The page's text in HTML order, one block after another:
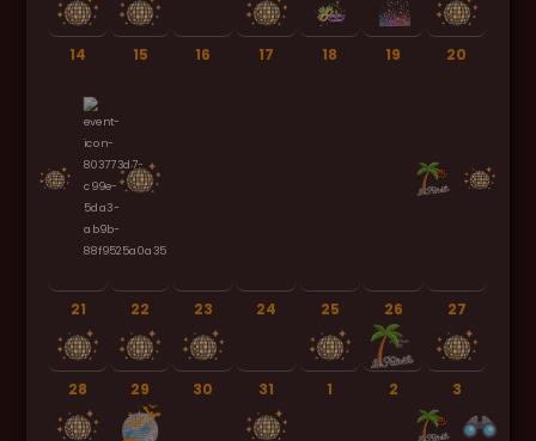
14 15 16 17 18 19 20
21 22 23 24 25 26 27
28 29 30 31 1 2 3